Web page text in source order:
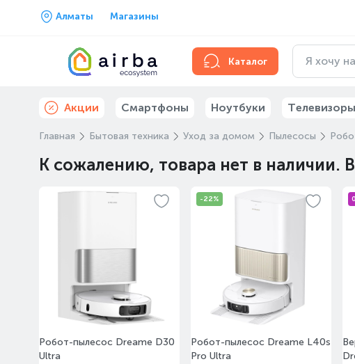
Алматы Магазины
Каталог
Акции Смартфоны Ноутбуки Телевизоры
Главная Бытовая техника Уход за домом Пылесосы
К сожалению, товара нет в наличии.
Робот-пылеcос Dreame D30
Ultra
-22%
Робот-пылеcос Dreame L40s
Pro Ultra